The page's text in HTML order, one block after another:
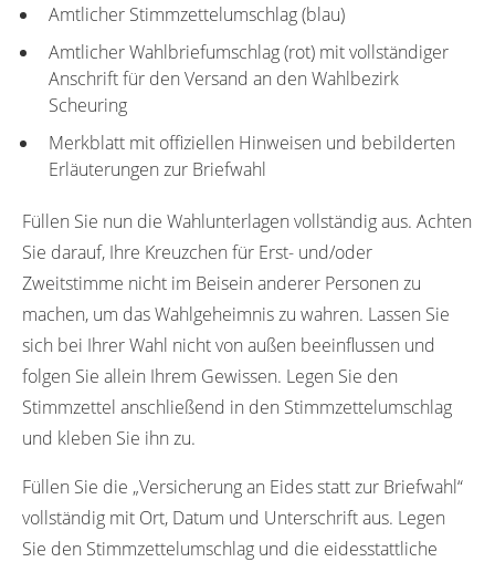
Amtlicher Stimmzettelumschlag (blau)
Amtlicher Wahlbriefumschlag (rot) mit vollständiger
Anschrift für den Versand an den Wahlbezirk
Scheuring
Merkblatt mit offiziellen Hinweisen und bebilderten
Erläuterungen zur Briefwahl
Füllen Sie nun die Wahlunterlagen vollständig aus. Achten
Sie darauf, Ihre Kreuzchen für Erst- und/oder
Zweitstimme nicht im Beisein anderer Personen zu
machen, um das Wahlgeheimnis zu wahren. Lassen Sie
sich bei Ihrer Wahl nicht von außen beeinflussen und
folgen Sie allein Ihrem Gewissen. Legen Sie den
Stimmzettel anschließend in den Stimmzettelumschlag
und kleben Sie ihn zu.
Füllen Sie die „Versicherung an Eides statt zur Briefwahl“
vollständig mit Ort, Datum und Unterschrift aus. Legen
Sie den Stimmzettelumschlag und die eidesstattliche